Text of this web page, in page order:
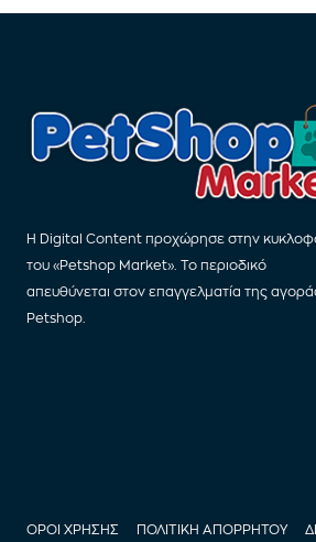
Η Digital Content προχώρησε στην
του «Petshop Market». Το περιοδικό
απευθύνεται στον επαγγελματία της
Petshop.
ΟΡΟΙ ΧΡΗΣΗΣ ΠΟΛΙΤΙΚΗ ΑΠΟΡΡΗΤΟΥ